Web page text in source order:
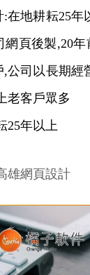
在地耕耘25年
網頁後製,20年
公司以長期經
老客戶眾多
25年以上
雄網頁設計